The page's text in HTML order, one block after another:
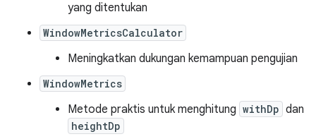
yang ditentukan
WindowMetricsCalculator
Meningkatkan dukungan kemampuan pengujian
WindowMetrics
Metode praktis untuk menghitung withDp dan
heightDp